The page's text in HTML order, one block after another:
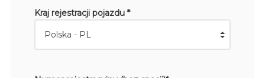
Kraj rejestracji pojazdu *